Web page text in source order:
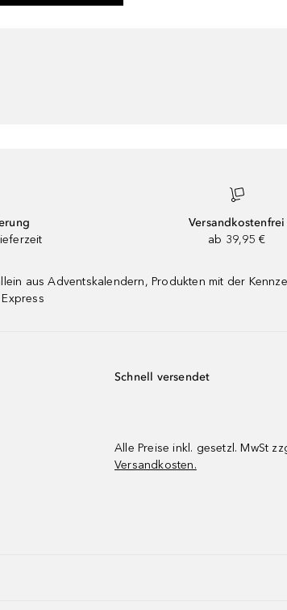
Versandkostenfrei
ab 39,95 €
aus Adventskalendern, Produkten mit der
Schnell versendet
Alle Preise inkl. gesetzl. MwSt
Versandkosten.